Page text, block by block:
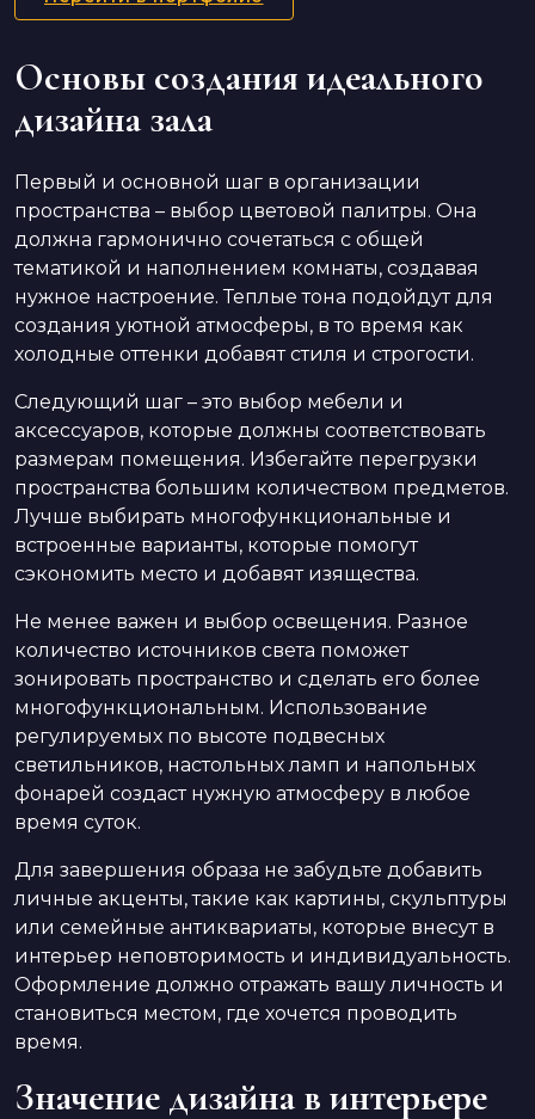
Основы создания идеального
дизайна зала
Первый и основной шаг в организации
пространства – выбор цветовой палитры. Она
должна гармонично сочетаться с общей
тематикой и наполнением комнаты, создавая
нужное настроение. Теплые тона подойдут для
создания уютной атмосферы, в то время как
холодные оттенки добавят стиля и строгости.
Следующий шаг – это выбор мебели и
аксессуаров, которые должны соответствовать
размерам помещения. Избегайте перегрузки
пространства большим количеством предметов.
Лучше выбирать многофункциональные и
встроенные варианты, которые помогут
сэкономить место и добавят изящества.
Не менее важен и выбор освещения. Разное
количество источников света поможет
зонировать пространство и сделать его более
многофункциональным. Использование
регулируемых по высоте подвесных
светильников, настольных ламп и напольных
фонарей создаст нужную атмосферу в любое
время суток.
Для завершения образа не забудьте добавить
личные акценты, такие как картины, скульптуры
или семейные антиквариаты, которые внесут в
интерьер неповторимость и индивидуальность.
Оформление должно отражать вашу личность и
становиться местом, где хочется проводить
время.
Значение дизайна в интерьере